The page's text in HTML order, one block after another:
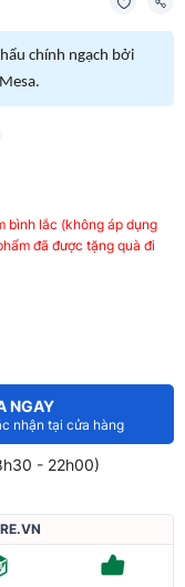
chính ngạch bởi
bình lắc (không áp dụng
đã được tặng quà đi
NGAY
nhận tại cửa hàng
- 22h00)